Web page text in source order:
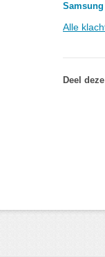
Samsung
Alle
Deel